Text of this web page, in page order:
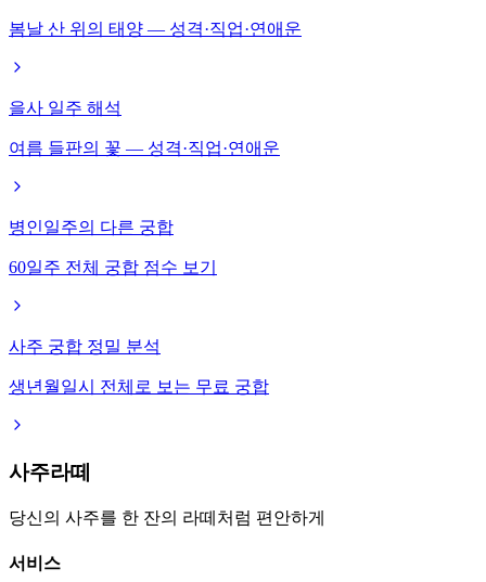
봄날 산 위의 태양 — 성격·직업·연애운
을사 일주 해석
여름 들판의 꽃 — 성격·직업·연애운
병인일주의 다른 궁합
60일주 전체 궁합 점수 보기
사주 궁합 정밀 분석
생년월일시 전체로 보는 무료 궁합
사주라떼
당신의 사주를 한 잔의 라떼처럼 편안하게
서비스